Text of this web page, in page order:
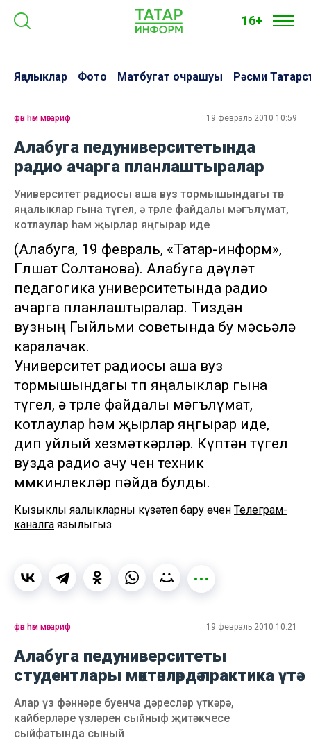
16+
Яңалыклар Фото Матбугат очрашуы Рәсми
фән һәм мәгариф 19 февраль 2010 10:59
Алабуга педуниверситетында
радио ачарга планлаштыралар
Университет радиосы аша вуз тормышындагы төп
яңалыклар гына түгел, ә төрле файдалы мәгълүмат,
котлаулар һәм җырлар яңгырар иде
(Алабуга, 19 февраль, «Татар-информ»,
Гөлшат Солтанова). Алабуга дәүләт
педагогика университетында радио
ачарга планлаштыралар. Тиздән
вузның Гыйльми советында бу мәсьәлә
каралачак.
Университет радиосы аша вуз
тормышындагы төп яңалыклар гына
түгел, ә төрле файдалы мәгълүмат,
котлаулар һәм җырлар яңгырар иде,
дип уйлый хезмәткәрләр. Күптән түгел
вузда радио ачу өчен техник
мөмкинлекләр пәйда булды.
Кызыклы яңалыкларны күзәтеп бару өчен Телеграм-
каналга язылыгыз
фән һәм мәгариф 19 февраль 2010 10:21
Алабуга педуниверситеты
студентлары мәктәпләрдә практика үтә
Алар үз фәннәре буенча дәресләр үткәрә,
кайберләре үзләрен сыйныф җитәкчесе
сыйфатында сыный